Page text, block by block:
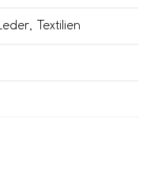
Leder Textilien